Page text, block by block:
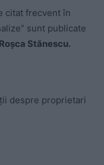
citat frecvent în
sunt publicate
Stănescu.
despre proprietari